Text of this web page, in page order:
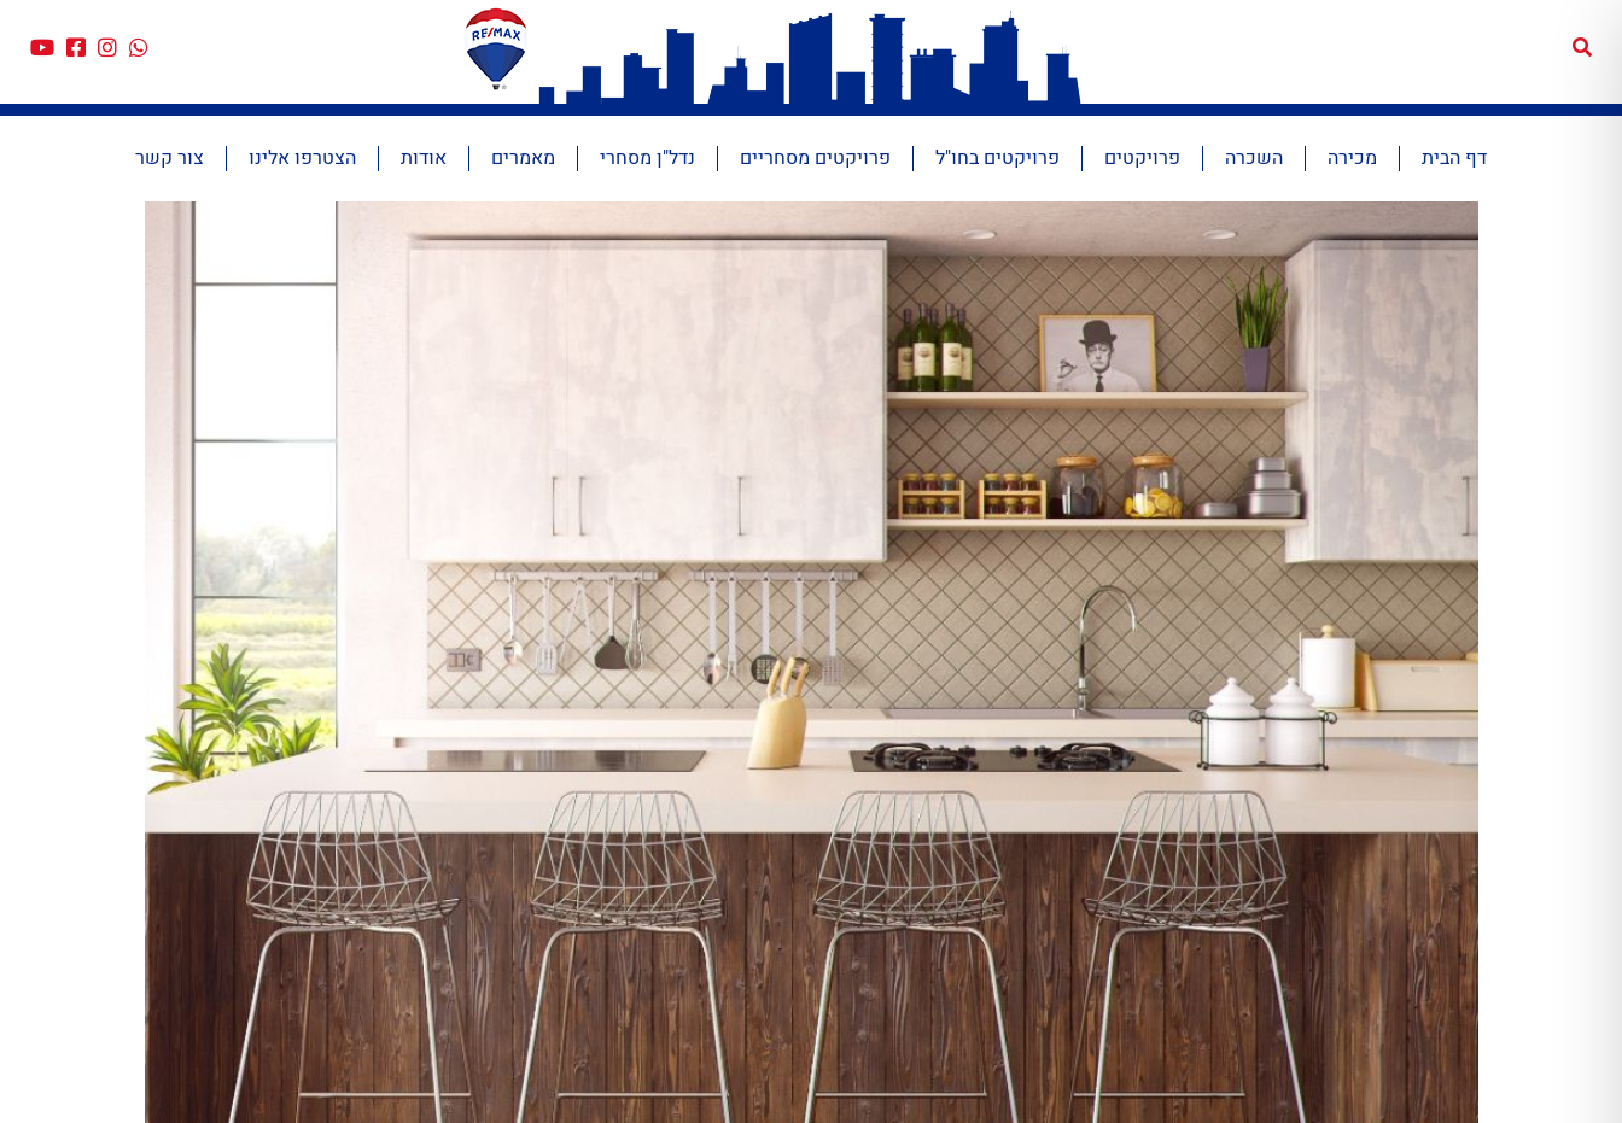
דף הבית מכירה השכרה פרויקטים פרויקטים בחו"ל פרויקטים מסחריים נדל"ן מסחרי מאמרים אודות הצטרפו אלינו צור קשר